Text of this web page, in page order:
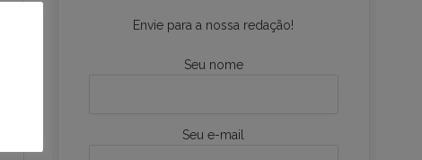
Envie para a nossa redação!
Seu nome
Seu e-mail